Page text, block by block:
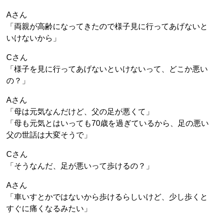
Aさん
「両親が高齢になってきたので様子見に行ってあげないと
いけないから」
Cさん
「様子を見に行ってあげないといけないって、どこか悪い
の？」
Aさん
「母は元気なんだけど、父の足が悪くて」
「母も元気とはいっても70歳を過ぎているから、足の悪い
父の世話は大変そうで」
Cさん
「そうなんだ、足が悪いって歩けるの？」
Aさん
「車いすとかではないから歩けるらしいけど、少し歩くと
すぐに痛くなるみたい」